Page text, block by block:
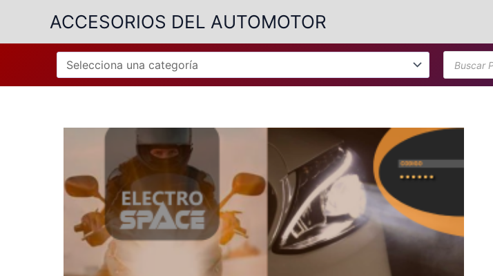
contenido
ACCESORIOS DEL AUTOMOTOR
Búsqueda
de
productos